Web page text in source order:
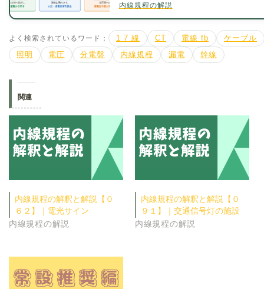
抗値について詳しく解説
内線規程の解説
よく検索されているワード： 1 7 線 CT 電線 fb
ケーブル
照明
電圧 分電盤 内線規程 漏電 幹線
関連
内線規程の解釈と解説【０
６２】｜電光サイン
内線規程の解説
内線規程の解釈と解説【０
９１】｜交通信号灯の施設
内線規程の解説